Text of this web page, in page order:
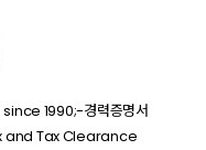
1990;-경력증명서
Tax Clearance